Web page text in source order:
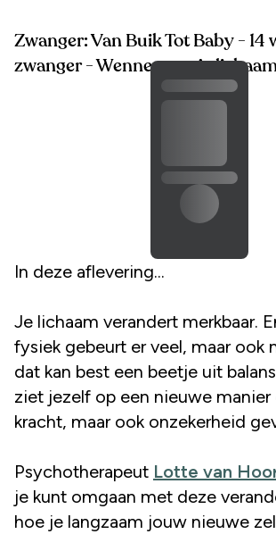
Zwanger: Van Buik Tot Baby - 14
zwanger - Wennen aan je
In deze aflevering...
Je lichaam verandert merkbaar.
fysiek gebeurt er veel, maar ook
dat kan best een beetje uit
ziet jezelf op een nieuwe manier
kracht, maar ook onzekerheid
Psychotherapeut Lotte van
je kunt omgaan met deze
hoe je langzaam jouw nieuwe